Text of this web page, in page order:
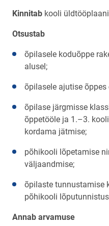
Kinnitab kooli
Otsustab
õpilasele koduõppe
alusel;
õpilasele ajutise
õpilase järgmisse
õppetööle ja 1.–3.
kordama jätmise;
põhikooli lõpetamise
väljaandmise;
õpilaste tunnustamise
põhikooli
Annab arvamuse